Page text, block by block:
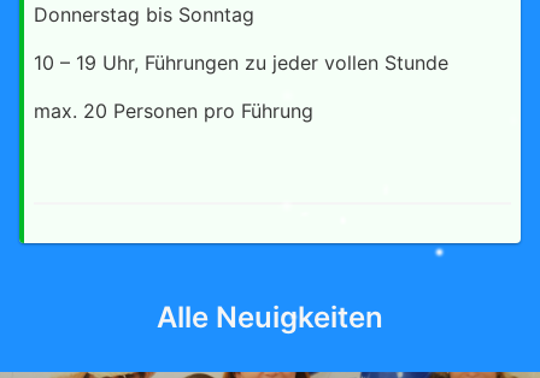
Donnerstag bis Sonntag
10 – 19 Uhr, Führungen zu jeder vollen Stunde
max. 20 Personen pro Führung
Alle Neuigkeiten